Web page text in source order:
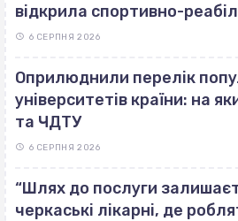
відкрила спортивно-
6 СЕРПНЯ 2026
Оприлюднили перелік
університетів країни: на
та ЧДТУ
6 СЕРПНЯ 2026
“Шлях до послуги
черкаські лікарні, де